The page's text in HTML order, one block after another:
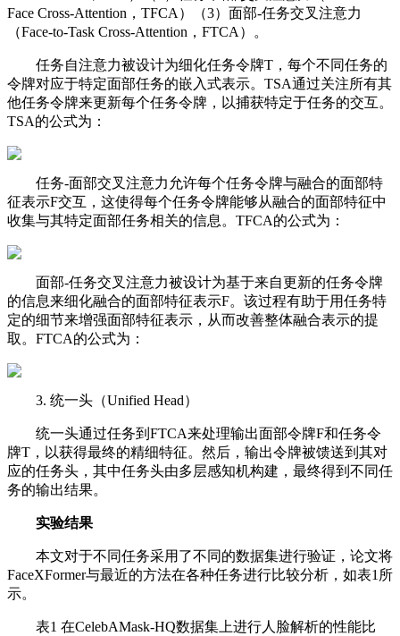
Face Cross-Attention，TFCA）（3）面部-任务交叉注意力
（Face-to-Task Cross-Attention，FTCA）。
任务自注意力被设计为细化任务令牌T，每个不同任务的
令牌对应于特定面部任务的嵌入式表示。TSA通过关注所有其
他任务令牌来更新每个任务令牌，以捕获特定于任务的交互。
TSA的公式为：
任务-面部交叉注意力允许每个任务令牌与融合的面部特
征表示F交互，这使得每个任务令牌能够从融合的面部特征中
收集与其特定面部任务相关的信息。TFCA的公式为：
面部-任务交叉注意力被设计为基于来自更新的任务令牌
的信息来细化融合的面部特征表示F。该过程有助于用任务特
定的细节来增强面部特征表示，从而改善整体融合表示的提
取。FTCA的公式为：
3. 统一头（Unified Head）
统一头通过任务到FTCA来处理输出面部令牌F和任务令
牌T，以获得最终的精细特征。然后，输出令牌被馈送到其对
应的任务头，其中任务头由多层感知机构建，最终得到不同任
务的输出结果。
实验结果
本文对于不同任务采用了不同的数据集进行验证，论文将
FaceXFormer与最近的方法在各种任务进行比较分析，如表1所
示。
表1 在CelebAMask-HQ数据集上进行人脸解析的性能比